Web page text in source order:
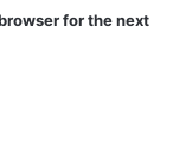
for the next